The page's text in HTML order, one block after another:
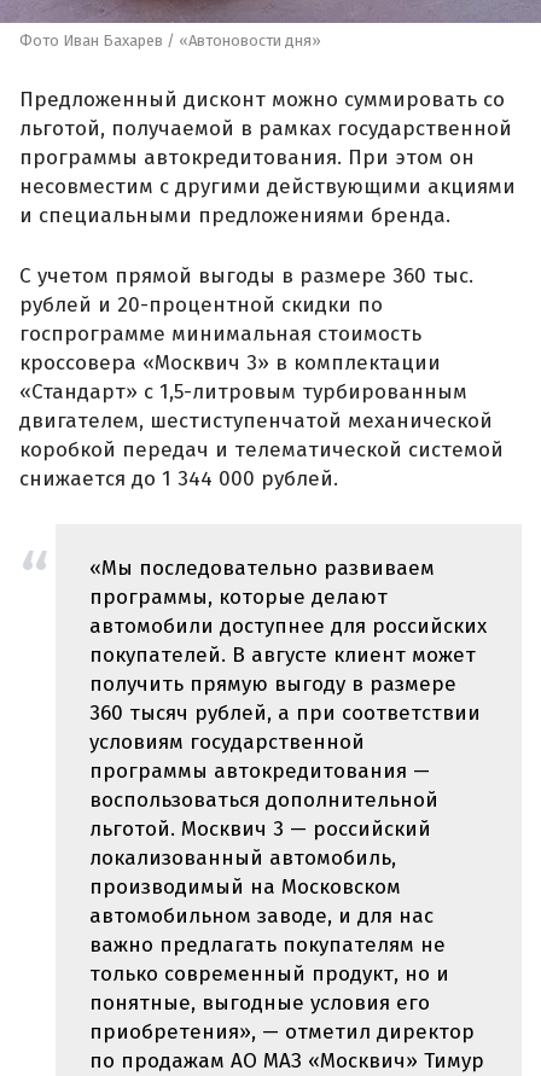
Фото Иван Бахарев / «Автоновости дня»
Предложенный дисконт можно суммировать со
льготой, получаемой в рамках государственной
программы автокредитования. При этом он
несовместим с другими действующими акциями
и специальными предложениями бренда.
С учетом прямой выгоды в размере 360 тыс.
рублей и 20-процентной скидки по
госпрограмме минимальная стоимость
кроссовера «Москвич 3» в комплектации
«Стандарт» с 1,5-литровым турбированным
двигателем, шестиступенчатой механической
коробкой передач и телематической системой
снижается до 1 344 000 рублей.
«Мы последовательно развиваем
программы, которые делают
автомобили доступнее для российских
покупателей. В августе клиент может
получить прямую выгоду в размере
360 тысяч рублей, а при соответствии
условиям государственной
программы автокредитования —
воспользоваться дополнительной
льготой. Москвич 3 — российский
локализованный автомобиль,
производимый на Московском
автомобильном заводе, и для нас
важно предлагать покупателям не
только современный продукт, но и
понятные, выгодные условия его
приобретения», — отметил директор
по продажам АО МАЗ «Москвич» Тимур